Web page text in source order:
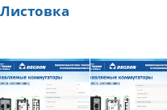
Листовка